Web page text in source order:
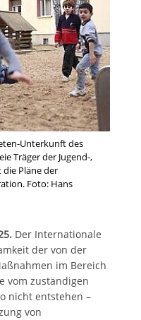
Unterkunft des
Träger der Jugend-,
Pläne der
Foto: Hans
Der Internationale
der von der
im Bereich
vom zuständigen
nicht entstehen –
von